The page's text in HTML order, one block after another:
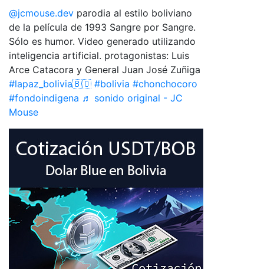
@jcmouse.dev parodia al estilo boliviano
de la película de 1993 Sangre por Sangre.
Sólo es humor. Video generado utilizando
inteligencia artificial. protagonistas: Luis
Arce Catacora y General Juan José Zuñiga
#lapaz_bolivia🇧🇴 #bolivia #chonchocoro
#fondoindigena ♬ sonido original - JC
Mouse